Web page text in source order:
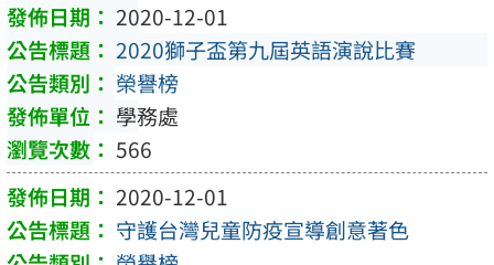
2020-12-01
2020獅子盃第九屆英語演說比賽
榮譽榜
學務處
566
2020-12-01
守護台灣兒童防疫宣導創意著色